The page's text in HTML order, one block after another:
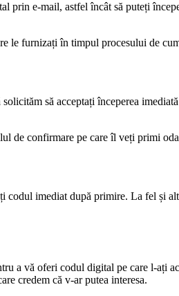
prin e-mail, astfel încât să puteți
le furnizați în timpul procesului de
să acceptați începerea
de confirmare pe care îl veți primi
imediat după primire. La fel și
a vă oferi codul digital pe care l-ați
credem că v-ar putea interesa.